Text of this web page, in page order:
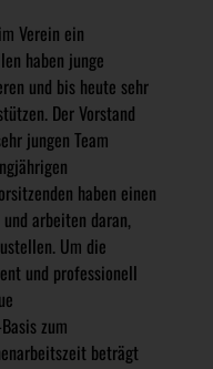
Verein ein
haben junge
und bis heute sehr
Der Vorstand
jungen Team
haben einen
arbeiten daran,
Um die
und professionell
zum
beträgt